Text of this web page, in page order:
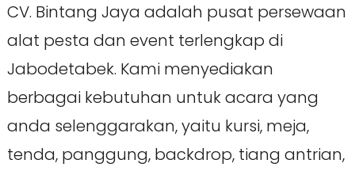
CV. Bintang Jaya adalah pusat persewaan
alat pesta dan event terlengkap di
Jabodetabek. Kami menyediakan
berbagai kebutuhan untuk acara yang
anda selenggarakan, yaitu kursi, meja,
tenda, panggung, backdrop, tiang antrian,